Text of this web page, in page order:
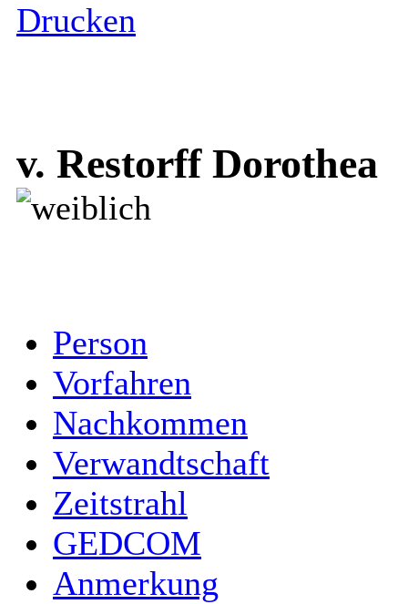
Drucken
v. Restorff Dorothea
Person
Vorfahren
Nachkommen
Verwandtschaft
Zeitstrahl
GEDCOM
Anmerkung